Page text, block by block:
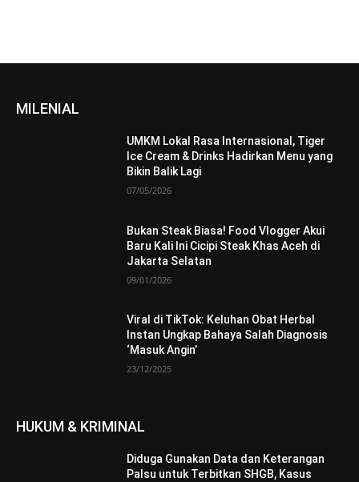
MILENIAL
UMKM Lokal Rasa Internasional, Tiger
Ice Cream & Drinks Hadirkan Menu yang
Bikin Balik Lagi
07/05/2026
Bukan Steak Biasa! Food Vlogger Akui
Baru Kali Ini Cicipi Steak Khas Aceh di
Jakarta Selatan
09/01/2026
Viral di TikTok: Keluhan Obat Herbal
Instan Ungkap Bahaya Salah Diagnosis
‘Masuk Angin’
23/12/2025
HUKUM & KRIMINAL
Diduga Gunakan Data dan Keterangan
Palsu untuk Terbitkan SHGB, Kasus